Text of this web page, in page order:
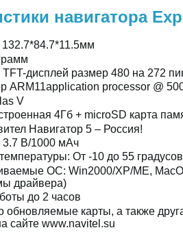
навигатора
дисплей размер 480 на 272
ARM11application processor @
V
4Гб + microSD карта
Навигатор 5 – Россия!
3.7 В/1000 мАч
От -10 до 55
ОС: Win2000/XP/ME,
драйвера)
до 2 часов
обновляемые карты, а также
сайте www.navitel.su